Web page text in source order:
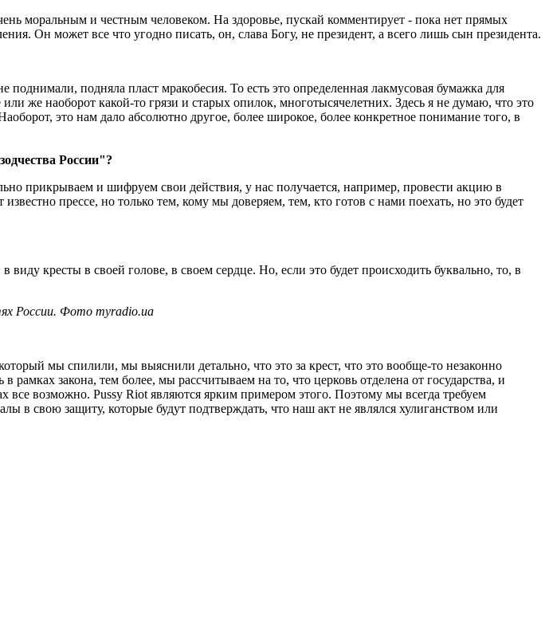
моральным и честным человеком. На здоровье, пускай комментирует - пока нет прямых
Он может все что угодно писать, он, слава Богу, не президент, а всего лишь сын президента.
подняла пласт мракобесия. То есть это определенная лакмусовая бумажка для
же наоборот какой-то грязи и старых опилок, многотысячелетних. Здесь я не думаю, что это
это нам дало абсолютно другое, более широкое, более конкретное понимание того, в
России"?
прикрываем и шифруем свои действия, у нас получается, например, провести акцию в
прессе, но только тем, кому мы доверяем, тем, кто готов с нами поехать, но это будет
кресты в своей голове, в своем сердце. Но, если это будет происходить буквально, то, в
России. Фото myradio.ua
мы спилили, мы выяснили детально, что это за крест, что это вообще-то незаконно
рамках закона, тем более, мы рассчитываем на то, что церковь отделена от государства, и
все возможно. Pussy Riot являются ярким примером этого. Поэтому мы всегда требуем
в свою защиту, которые будут подтверждать, что наш акт не являлся хулиганством или